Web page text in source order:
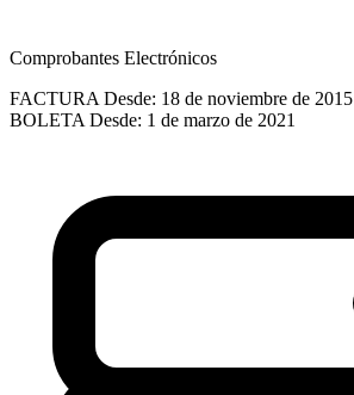
Comprobantes Electrónicos
FACTURA Desde: 18 de noviembre de 2015
BOLETA Desde: 1 de marzo de 2021